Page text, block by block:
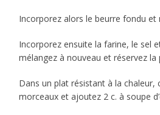
Incorporez alors le beurre fondu et
Incorporez ensuite la farine, le sel
mélangez à nouveau et réservez la
Dans un plat résistant à la chaleur,
morceaux et ajoutez 2 c. à soupe